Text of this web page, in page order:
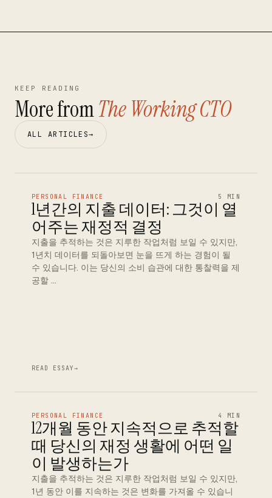
KEEP READING
More fromThe Working CTO
ALL ARTICLES→
PERSONAL FINANCE 5 MIN
1년간의 지출 데이터: 그것이 열
어주는 재정적 결정
지출을 추적하는 것은 지루한 작업처럼 보일 수 있지만,
1년치 데이터를 되돌아보면 눈을 뜨게 하는 경험이 될
수 있습니다. 이는 당신의 소비 습관에 대한 통찰력을 제
공할 …
READ ESSAY→
PERSONAL FINANCE 4 MIN
12개월 동안 지속적으로 추적할
때 당신의 재정 생활에 어떤 일
이 발생하는가
지출을 추적하는 것은 지루한 작업처럼 보일 수 있지만,
1년 동안 이를 지속하는 것은 변화를 가져올 수 있습니